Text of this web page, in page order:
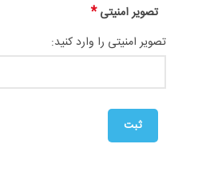
تصویر امنیتی*
تصویر امنیتی را وارد کنید: